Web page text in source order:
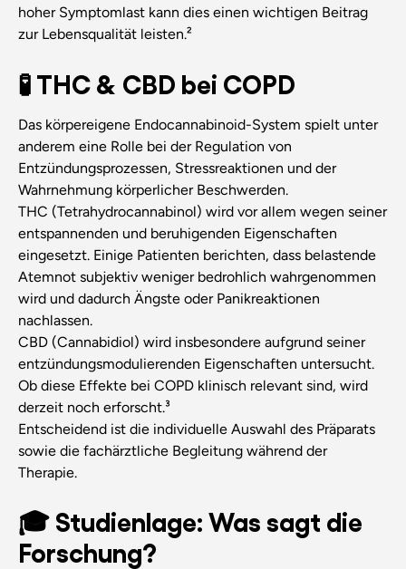
hoher Symptomlast kann dies einen wichtigen Beitrag
zur Lebensqualität leisten.²
🧪 THC & CBD bei COPD
Das körpereigene Endocannabinoid-System spielt unter
anderem eine Rolle bei der Regulation von
Entzündungsprozessen, Stressreaktionen und der
Wahrnehmung körperlicher Beschwerden.
THC (Tetrahydrocannabinol) wird vor allem wegen seiner
entspannenden und beruhigenden Eigenschaften
eingesetzt. Einige Patienten berichten, dass belastende
Atemnot subjektiv weniger bedrohlich wahrgenommen
wird und dadurch Ängste oder Panikreaktionen
nachlassen.
CBD (Cannabidiol) wird insbesondere aufgrund seiner
entzündungsmodulierenden Eigenschaften untersucht.
Ob diese Effekte bei COPD klinisch relevant sind, wird
derzeit noch erforscht.³
Entscheidend ist die individuelle Auswahl des Präparats
sowie die fachärztliche Begleitung während der
Therapie.
🎓 Studienlage: Was sagt die
Forschung?